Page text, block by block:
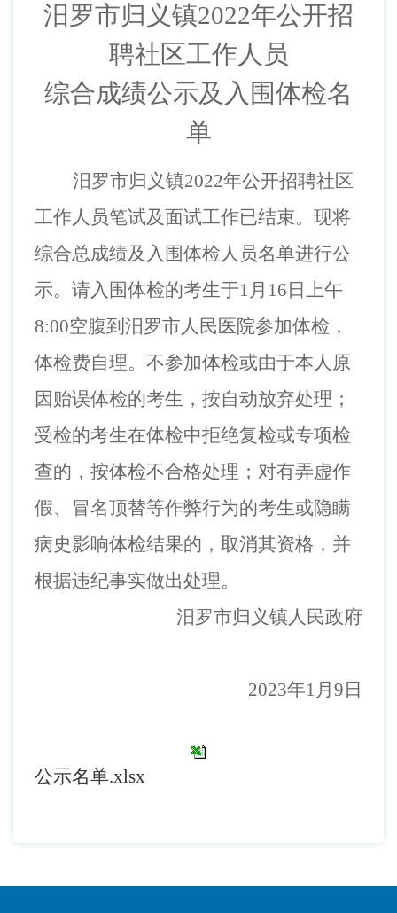
汨罗市归义镇2022年公开招
聘社区工作人员
综合成绩公示及入围体检名
单
汨罗市归义镇2022年公开招聘社区
工作人员笔试及面试工作已结束。现将
综合总成绩及入围体检人员名单进行公
示。请入围体检的考生于1 月 16 日上午
8:00空腹到 汨罗市人民医院参加体检 ，
体检费自理。 不参加体检或由于本人原
因贻误体检的考生，按自动放弃处理；
受检的考生在体检中拒绝复检或专项检
查的，按体检不合格处理；对有弄虚作
假、冒名顶替等作弊行为的考生或隐瞒
病史影响体检结果的，取消其资格，并
根据违纪事实做出处理。
汨罗市归义镇人民政府
2023年1 月 9 日
公示名单.xlsx